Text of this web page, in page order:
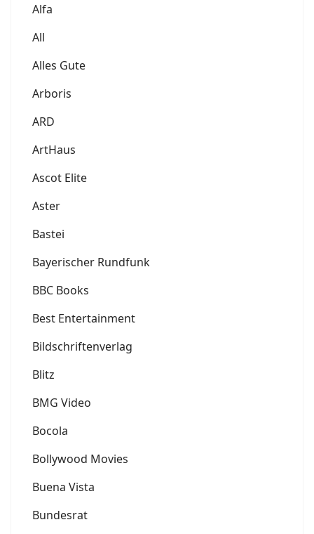
Alfa
All
Alles Gute
Arboris
ARD
ArtHaus
Ascot Elite
Aster
Bastei
Bayerischer Rundfunk
BBC Books
Best Entertainment
Bildschriftenverlag
Blitz
BMG Video
Bocola
Bollywood Movies
Buena Vista
Bundesrat